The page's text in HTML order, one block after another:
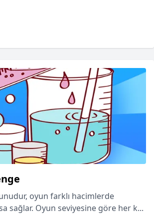
oyun farklı hacimlerde
sağlar. Oyun seviyesine göre her k...